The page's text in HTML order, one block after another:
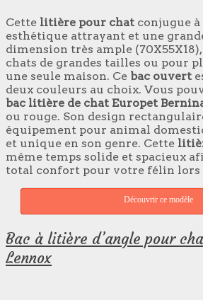
Cette litière pour chat conjugue
esthétique attrayant et une
dimension très ample
chats de grandes tailles ou pour
une seule maison. Ce bac ouvert
deux couleurs au choix. Vous
bac litière de chat Europet
ou rouge. Son design
équipement pour animal
et unique en son genre. Cette
même temps solide et spacieux
total confort pour votre félin lors
Découvrir ce modèle
Bac à litière d’angle pour
Lennox